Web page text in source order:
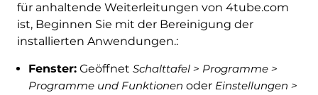
für anhaltende Weiterleitungen von 4tube.com
ist, Beginnen Sie mit der Bereinigung der
installierten Anwendungen.:
Fenster:Geöffnet Schalttafel > Programme >
Programme und Funktionen oder Einstellungen >